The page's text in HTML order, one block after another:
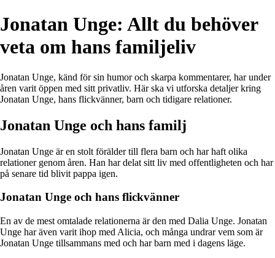
Jonatan Unge: Allt du behöver
veta om hans familjeliv
Jonatan Unge, känd för sin humor och skarpa kommentarer, har under
åren varit öppen med sitt privatliv. Här ska vi utforska detaljer kring
Jonatan Unge, hans flickvänner, barn och tidigare relationer.
Jonatan Unge och hans familj
Jonatan Unge är en stolt förälder till flera barn och har haft olika
relationer genom åren. Han har delat sitt liv med offentligheten och har
på senare tid blivit pappa igen.
Jonatan Unge och hans flickvänner
En av de mest omtalade relationerna är den med Dalia Unge. Jonatan
Unge har även varit ihop med Alicia, och många undrar vem som är
Jonatan Unge tillsammans med och har barn med i dagens läge.